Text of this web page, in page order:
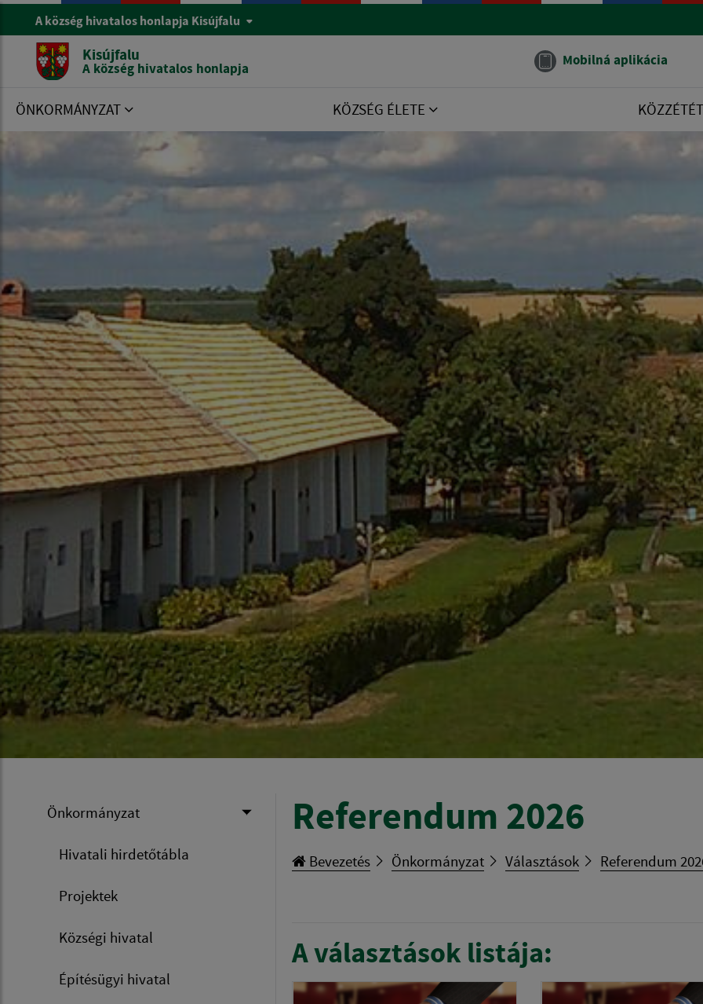
A község hivatalos honlapja Kisújfalu
Kisújfalu
A község hivatalos honlapja Mobilná aplikácia
ÖNKORMÁNYZAT KÖZSÉG ÉLETE
Önkormányzat
Hivatali hirdetőtábla
Projektek
Községi hivatal
Építésügyi hivatal
Referendum 2026
Bevezetés Önkormányzat Választások Referendum
A választások listája: